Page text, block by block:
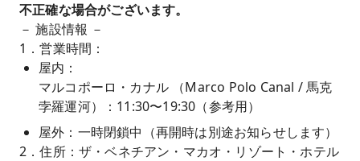
不正確な場合がございます。
－ 施設情報 －
1．営業時間：
屋内：
マルコポーロ・カナル （Marco Polo Canal / 馬克
孛羅運河）：11:30〜19:30（参考用）
屋外：一時閉鎖中（再開時は別途お知らせします）
2．住所：ザ・ベネチアン・マカオ・リゾート・ホテル